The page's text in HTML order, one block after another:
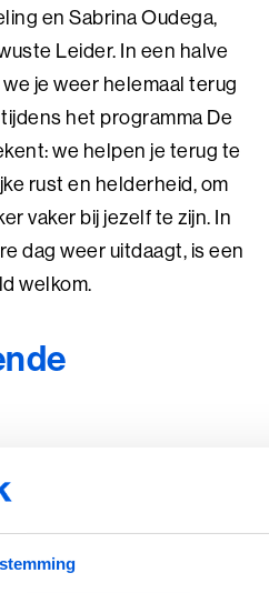
en Sabrina Oudega,
Leider. In een halve
je weer helemaal terug
het programma De
we helpen je terug te
rust en helderheid, om
vaker bij jezelf te zijn. In
dag weer uitdaagt, is een
welkom.
aansluitend een borrel
is gratis